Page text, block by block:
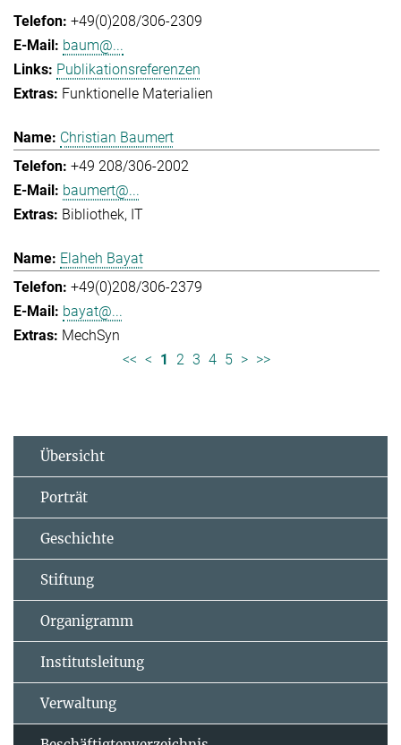
+49(0)208/306-2309
baum@...
Publikationsreferenzen
Funktionelle Materialien
Christian Baumert
+49 208/306-2002
baumert@...
Bibliothek IT
Elaheh Bayat
+49(0)208/306-2379
bayat@...
MechSyn
<< < 1 2 3 4 5 > >>
Übersicht
Porträt
Geschichte
Stiftung
Organigramm
Institutsleitung
Verwaltung